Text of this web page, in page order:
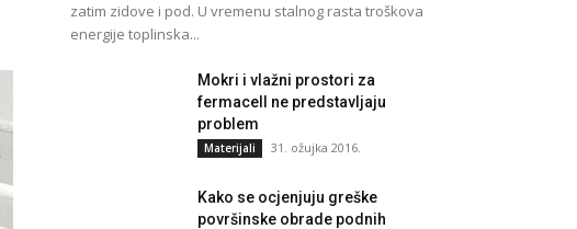
zatim zidove i pod. U vremenu stalnog rasta troškova
energije toplinska...
Mokri i vlažni prostori za
fermacell ne predstavljaju
problem
Materijali 31. ožujka 2016.
Kako se ocjenjuju greške
površinske obrade podnih